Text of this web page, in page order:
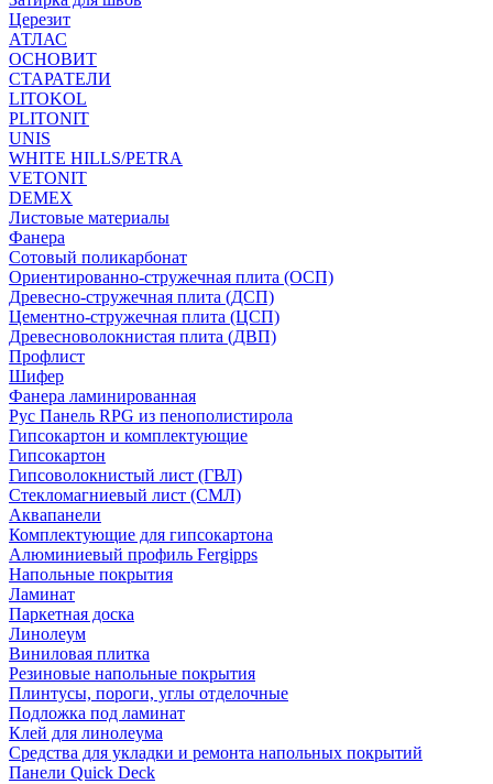
Церезит
АТЛАС
ОСНОВИТ
СТАРАТЕЛИ
LITOKOL
PLITONIT
UNIS
WHITE HILLS/PETRA
VETONIT
DEMEX
Листовые материалы
Фанера
Сотовый поликарбонат
Ориентированно-стружечная плита (ОСП)
Древесно-стружечная плита (ДСП)
Цементно-стружечная плита (ЦСП)
Древесноволокнистая плита (ДВП)
Профлист
Шифер
Фанера ламинированная
Рус Панель RPG из пенополистирола
Гипсокартон и комплектующие
Гипсокартон
Гипсоволокнистый лист (ГВЛ)
Стекломагниевый лист (СМЛ)
Аквапанели
Комплектующие для гипсокартона
Алюминиевый профиль Fergipps
Напольные покрытия
Ламинат
Паркетная доска
Линолеум
Виниловая плитка
Резиновые напольные покрытия
Плинтусы, пороги, углы отделочные
Подложка под ламинат
Клей для линолеума
Средства для укладки и ремонта напольных покрытий
Панели Quick Deck